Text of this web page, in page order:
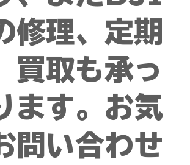
修理、定期
買取も承っ
ます。お気
問い合わせ